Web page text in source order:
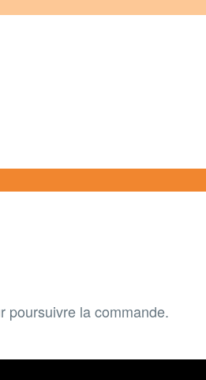
poursuivre la commande.